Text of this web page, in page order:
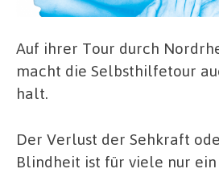
Auf ihrer Tour durch
macht die Selbsthilfetour
halt.
Der Verlust der Sehkraft
Blindheit ist für viele nur